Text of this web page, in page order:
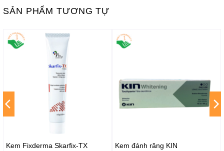
SẢN PHẨM TƯƠNG TỰ
Kem Fixderma Skarfix-TX
Kem đánh răng KIN